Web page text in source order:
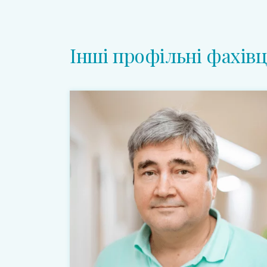
Інші профільні